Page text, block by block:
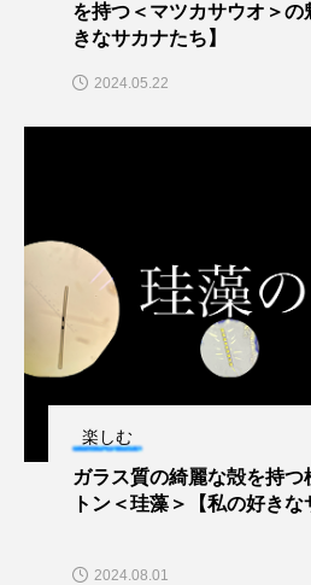
ミナミギンガメアジ ミナ
ミナミハタンポ
ミンククジラ ムチカラマツ
メコン川
メバル メンダコ モ
モノノケトンガリサカタザメ
ヤッコ ヤドカリ ヤ
を持つ＜マツカサウオ＞の
きなサカナたち】
2024.05.22
楽しむ
ガラス質の綺麗な殻を持つ
トン＜珪藻＞【私の好きな
2024.08.01